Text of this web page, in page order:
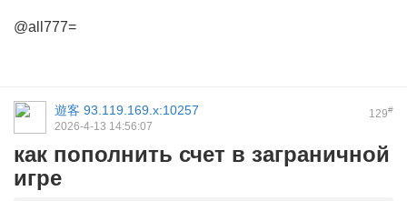
@all777=
129#
遊客 93.119.169.x:10257
2026-4-13 14:56:07
как пополнить счет в заграничной
игре